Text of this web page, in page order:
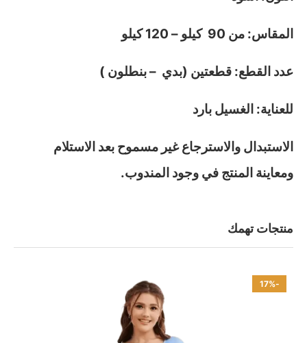
المقاس: من 90 كيلو – 120 كيلو
عدد القطع: قطعتين (بدي – بنطلون )
للعناية: الغسيل بارد
الاستبدال والاسترجاع غير مسموح بعد الاستلام
ومعاينة المنتج في وجود المندوب.
منتجات تهمك
-17%